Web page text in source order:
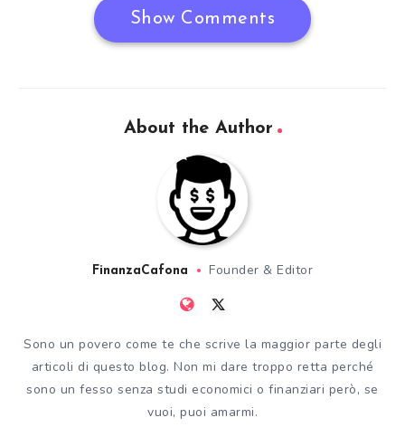
Show Comments
About the Author
FinanzaCafona Founder & Editor
Sono un povero come te che scrive la maggior parte degli
articoli di questo blog. Non mi dare troppo retta perché
sono un fesso senza studi economici o finanziari però, se
vuoi, puoi amarmi.